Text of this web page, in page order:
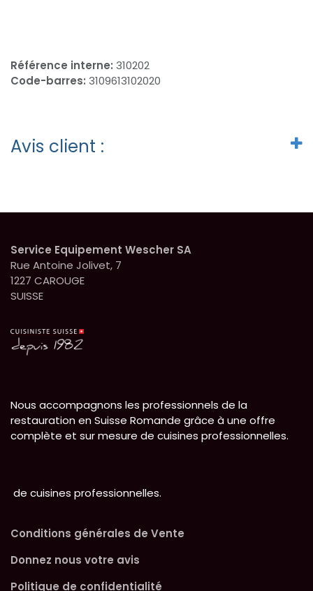
Référence interne: 310202
Code-barres: 3109613102020
Avis client :
Service Equipement Wescher SA
Rue Antoine Jolivet, 7
1227 CAROUGE
SUISSE
Nous accompagnons les professionnels de la
restauration en Suisse Romande grâce à une offre
complète et sur mesure de cuisines professionnelles.
de cuisines professionnelles.
Conditions générales de Vente
Donnez nous votre avis
Politique de confidentialité